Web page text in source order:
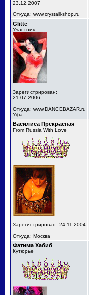
23.12.2007
Откуда: www.crystall-shop.ru
Glitte
Участник
Зарегистрирован:
21.07.2006
Откуда: www.DANCEBAZAR.ru
Уфа
Василиса Прекрасная
From Russia With Love
Зарегистрирован: 24.11.2004
Откуда: Москва
Фатима Хабиб
Кутюрье